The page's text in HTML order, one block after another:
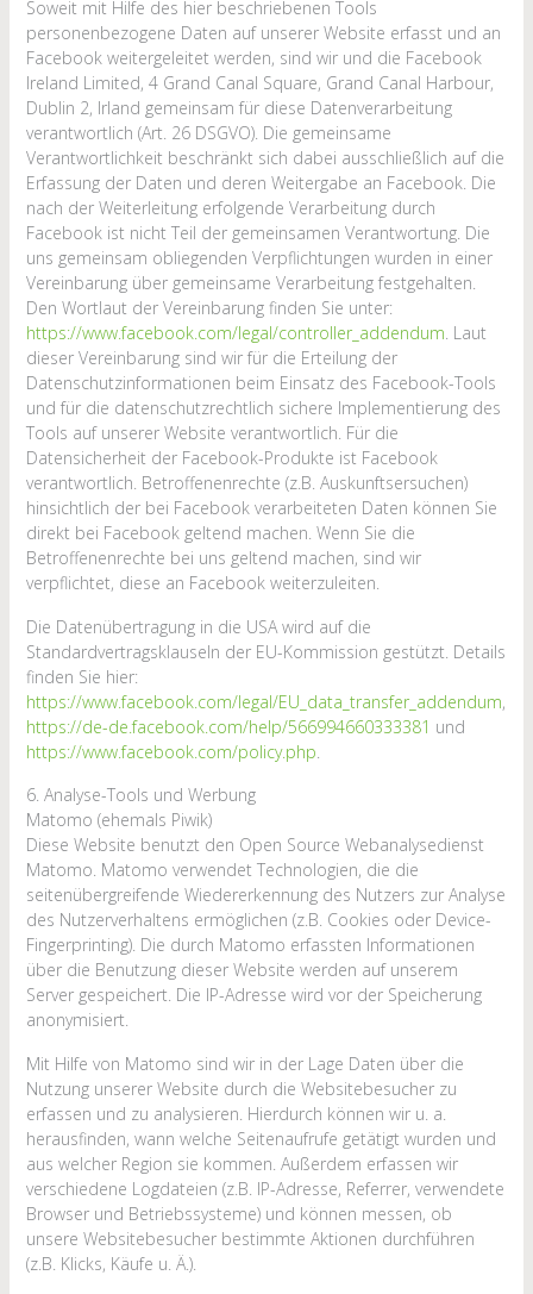
Soweit mit Hilfe des hier beschriebenen Tools
personenbezogene Daten auf unserer Website erfasst und an
Facebook weitergeleitet werden, sind wir und die Facebook
Ireland Limited, 4 Grand Canal Square, Grand Canal Harbour,
Dublin 2, Irland gemeinsam für diese Datenverarbeitung
verantwortlich (Art. 26 DSGVO). Die gemeinsame
Verantwortlichkeit beschränkt sich dabei ausschließlich auf die
Erfassung der Daten und deren Weitergabe an Facebook. Die
nach der Weiterleitung erfolgende Verarbeitung durch
Facebook ist nicht Teil der gemeinsamen Verantwortung. Die
uns gemeinsam obliegenden Verpflichtungen wurden in einer
Vereinbarung über gemeinsame Verarbeitung festgehalten.
Den Wortlaut der Vereinbarung finden Sie unter:
https://www.facebook.com/legal/controller_addendum. Laut
dieser Vereinbarung sind wir für die Erteilung der
Datenschutzinformationen beim Einsatz des Facebook-Tools
und für die datenschutzrechtlich sichere Implementierung des
Tools auf unserer Website verantwortlich. Für die
Datensicherheit der Facebook-Produkte ist Facebook
verantwortlich. Betroffenenrechte (z.B. Auskunftsersuchen)
hinsichtlich der bei Facebook verarbeiteten Daten können Sie
direkt bei Facebook geltend machen. Wenn Sie die
Betroffenenrechte bei uns geltend machen, sind wir
verpflichtet, diese an Facebook weiterzuleiten.
Die Datenübertragung in die USA wird auf die
Standardvertragsklauseln der EU-Kommission gestützt. Details
finden Sie hier:
https://www.facebook.com/legal/EU_data_transfer_addendum,
https://de-de.facebook.com/help/566994660333381 und
https://www.facebook.com/policy.php.
6. Analyse-Tools und Werbung
Matomo (ehemals Piwik)
Diese Website benutzt den Open Source Webanalysedienst
Matomo. Matomo verwendet Technologien, die die
seitenübergreifende Wiedererkennung des Nutzers zur Analyse
des Nutzerverhaltens ermöglichen (z.B. Cookies oder Device-
Fingerprinting). Die durch Matomo erfassten Informationen
über die Benutzung dieser Website werden auf unserem
Server gespeichert. Die IP-Adresse wird vor der Speicherung
anonymisiert.
Mit Hilfe von Matomo sind wir in der Lage Daten über die
Nutzung unserer Website durch die Websitebesucher zu
erfassen und zu analysieren. Hierdurch können wir u. a.
herausfinden, wann welche Seitenaufrufe getätigt wurden und
aus welcher Region sie kommen. Außerdem erfassen wir
verschiedene Logdateien (z.B. IP-Adresse, Referrer, verwendete
Browser und Betriebssysteme) und können messen, ob
unsere Websitebesucher bestimmte Aktionen durchführen
(z.B. Klicks, Käufe u. Ä.).